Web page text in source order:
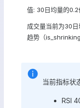
值: 30日均量的0.2
成交量当前为30
趋势（
当前指标状
RSI